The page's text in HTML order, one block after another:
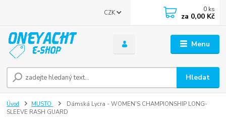
Menu
CZK
Hledat
0 ks
za 0,00 Kč
Úvod MUSTO
Dámská Lycra - WOMEN'S CHAMPIONSHIP LONG-
SLEEVE RASH GUARD